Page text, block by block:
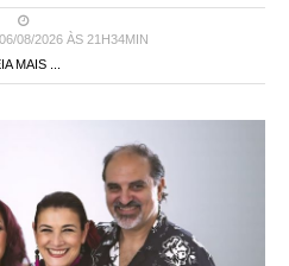
08/2026 ÀS 21H34MIN
MAIS ...